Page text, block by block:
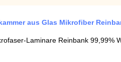
aus Glas Mikrofiber
Laminare Reinbank 99,99%